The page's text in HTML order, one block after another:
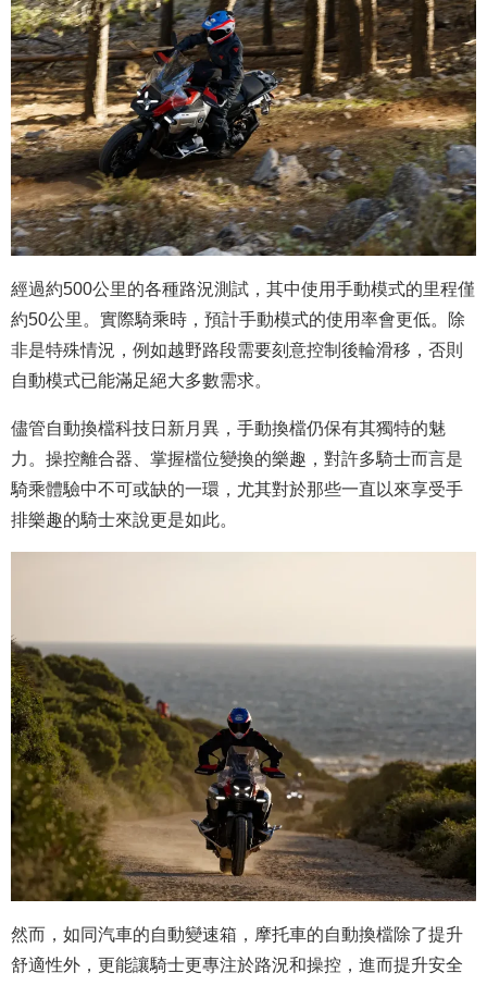
經過約500公里的各種路況測試，其中使用手動模式的里程僅
約50公里。實際騎乘時，預計手動模式的使用率會更低。除
非是特殊情況，例如越野路段需要刻意控制後輪滑移，否則
自動模式已能滿足絕大多數需求。
儘管自動換檔科技日新月異，手動換檔仍保有其獨特的魅
力。操控離合器、掌握檔位變換的樂趣，對許多騎士而言是
騎乘體驗中不可或缺的一環，尤其對於那些一直以來享受手
排樂趣的騎士來說更是如此。
然而，如同汽車的自動變速箱，摩托車的自動換檔除了提升
舒適性外，更能讓騎士更專注於路況和操控，進而提升安全